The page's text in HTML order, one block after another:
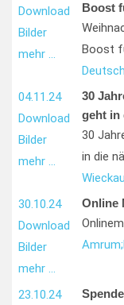
Download
Bilder
mehr …
Boost
Boost
04.11.24
Download
Bilder
mehr …
30
geht in
30
in die
Wieck
30.10.24
Download
Bilder
mehr …
Online
Amrum;
23.10.24